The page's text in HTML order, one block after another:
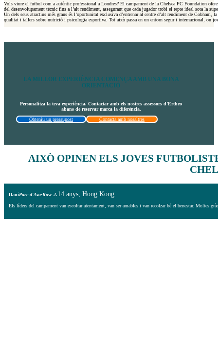
Vols viure el futbol com a autèntic professional a Londres? El campament de la Chelsea FC Foundation
del desenvolupament tècnic fins a l’alt rendiment, assegurant que cada jugador trobi el repte ideal sota la
Un dels seus atractius més grans és l’oportunitat exclusiva d’entrenar al centre d’alt rendiment de
qualitat i tallers sobre nutrició i psicologia esportiva. Tot això passa en un entorn segur i internacional, on
LA MILLOR EXPERIÈNCIA COMENÇA AMB UNA BONA
ORIENTACIÓ
Personalitza la teva experiència. Contactar amb els nostres assessors d’Ertheo
abans de reservar marca la diferència.
Obteniu un pressupost
Contacta amb nosaltres
AIXÒ OPINEN ELS JOVES
DaniPare d'Ava-Rose J.14 anys, Hong Kong
Els líders del campament van escoltar atentament, van ser amables i van recolzar bé el benestar. Moltes